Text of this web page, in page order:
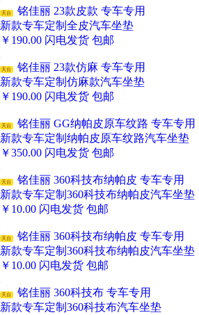
天台
铭佳丽 23款皮款 专车专用
新款专车定制全皮汽车坐垫
￥ 190.00 闪电发货 包邮
天台
铭佳丽 23款仿麻 专车专用
新款专车定制仿麻款汽车坐垫
￥ 190.00 闪电发货 包邮
天台
铭佳丽 GG纳帕皮原车纹路 专车专用
新款专车定制纳帕皮原车纹路汽车坐垫
￥350.00 闪电发货 包邮
天台
铭佳丽 360科技布纳帕皮 专车专用
新款专车定制360科技布纳帕皮汽车坐垫
￥ 10.00 闪电发货 包邮
天台
铭佳丽 360科技布纳帕皮 专车专用
新款专车定制360科技布纳帕皮汽车坐垫
￥ 10.00 闪电发货 包邮
天台
铭佳丽 360科技布 专车专用
新款专车定制360科技布汽车坐垫